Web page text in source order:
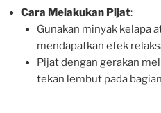
Cara Melakukan Pijat:
Gunakan minyak kelapa
mendapatkan efek
Pijat dengan gerakan
tekan lembut pada